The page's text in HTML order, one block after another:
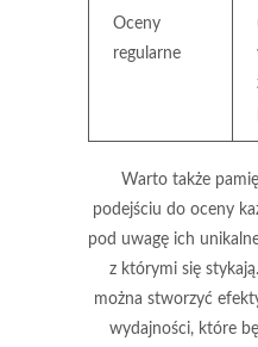
Oceny
regularne
Warto także
podejściu do oceny
pod uwagę ich
z którymi się
można stworzyć
wydajności, które